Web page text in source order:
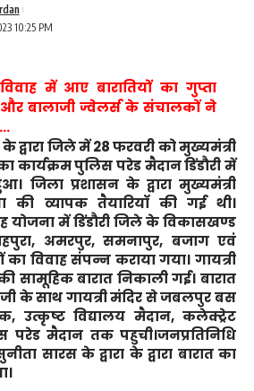
10:25 PM
में आए बारातियों का गुप्ता
और बालाजी ज्वेलर्स के संचालकों ने
द्वारा जिले में 28 फरवरी को मुख्यमंत्री
कार्यक्रम पुलिस परेड मैदान डिंडौरी में
जिला प्रशासन के द्वारा मुख्यमंत्री
की व्यापक तैयारियाॅ की गई थी।
योजना में डिंडौरी जिले के विकासखण्ड
शहपुरा, अमरपुर, समनापुर, बजाग एवं
विवाह संपन्न कराया गया। गायत्री
सामूहिक बारात निकाली गई। बारात
के साथ गायत्री मंदिर से जबलपुर बस
उत्कृष्ट विद्यालय मैदान, कलेक्ट्रेट
परेड मैदान तक पहुची।जनप्रतिनिधि
सारस के द्वारा के द्वारा बारात का